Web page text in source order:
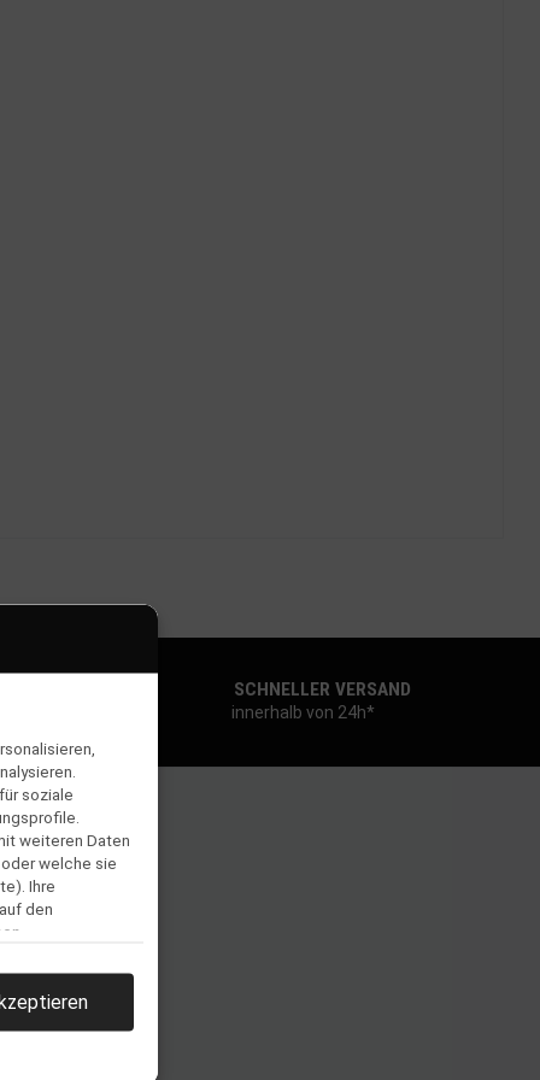
SCHNELLER VERSAND
innerhalb von 24h*
soziale
weiteren Daten
welche sie
Ihre
den